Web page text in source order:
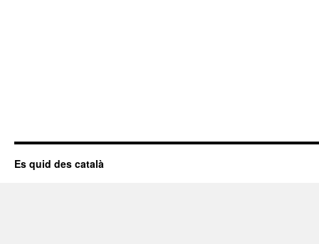
Es quid des català